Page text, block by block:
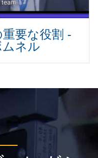
要な役割 -
ネル